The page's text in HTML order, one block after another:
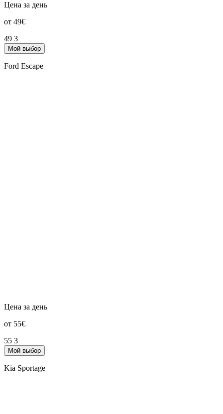
Цена за день
от 49€
49 3
Мой выбор
Ford Escape
Цена за день
от 55€
55 3
Мой выбор
Kia Sportage